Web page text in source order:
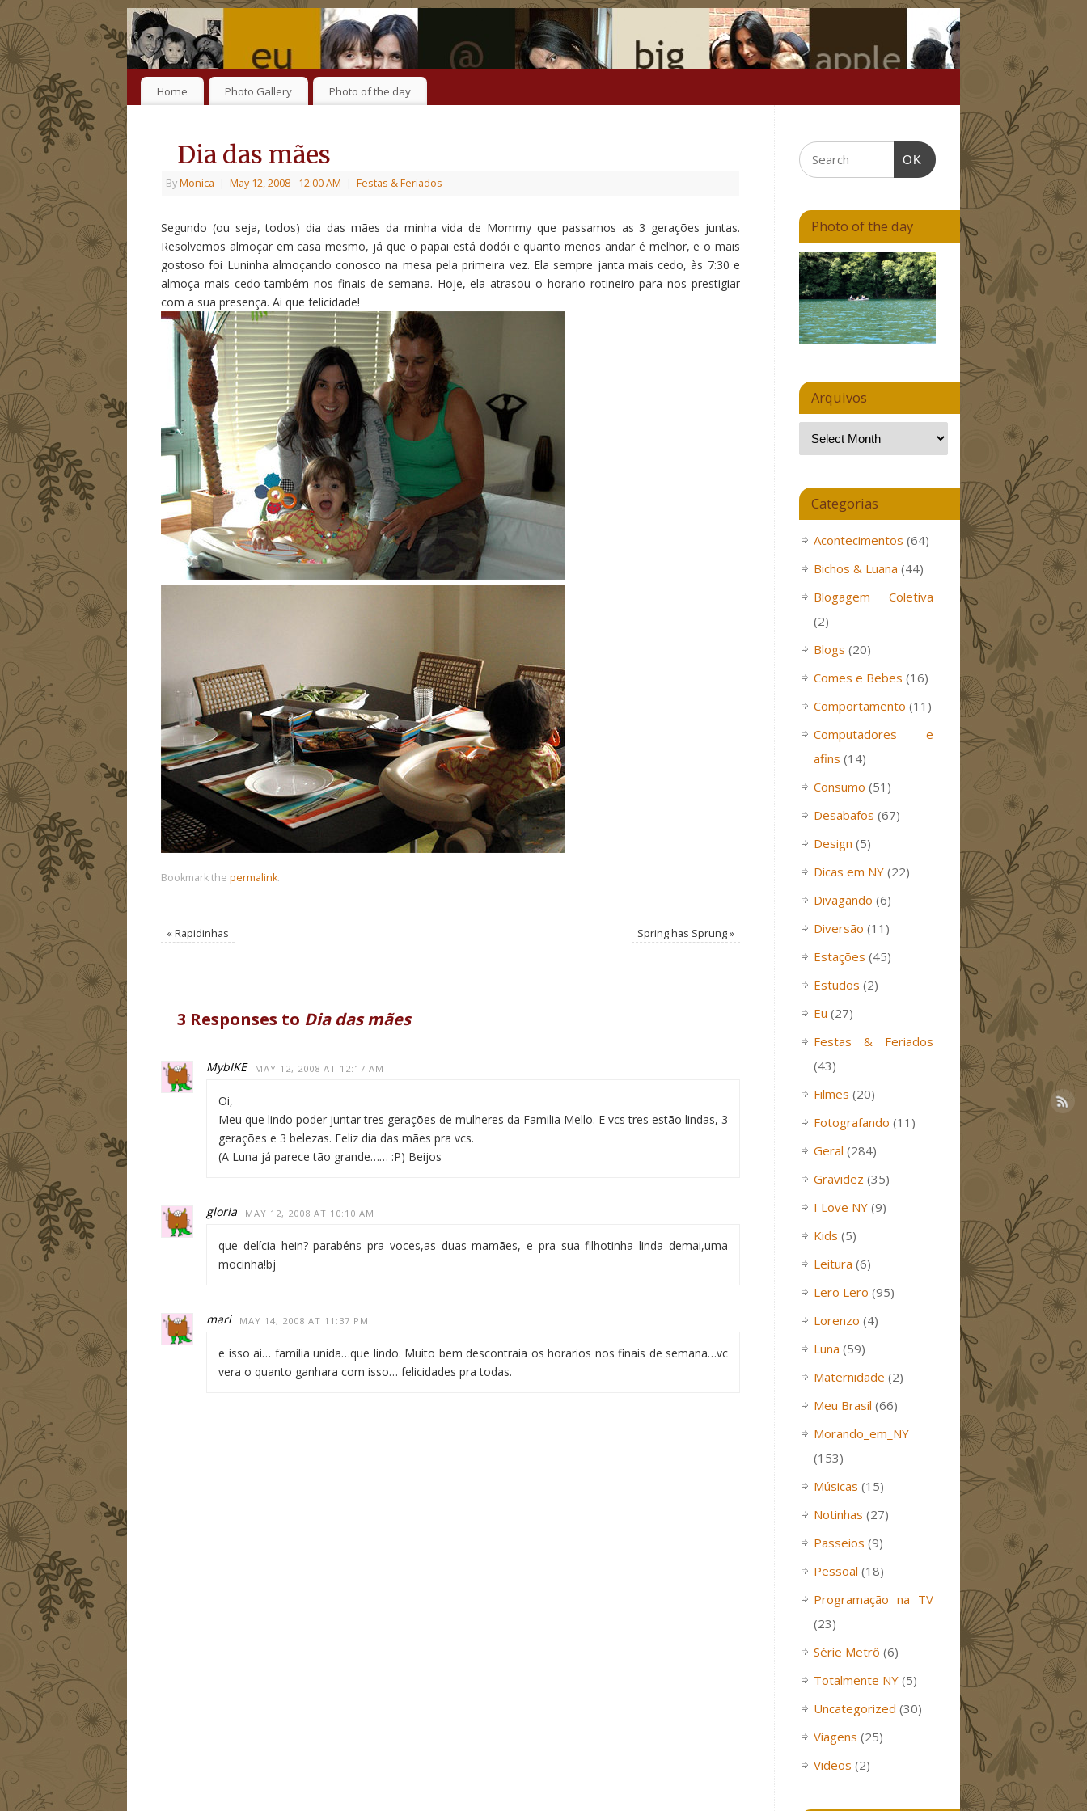
Home Photo Gallery Photo of the day
Dia das mães
ByMonica | May 12, 2008- 12:00 AM | Festas & Feriados
Segundo (ou seja, todos) dia das mães da minha vida de Mommy que passamos as 3 gerações juntas.
Resolvemos almoçar em casa mesmo, já que o papai está dodói e quanto menos andar é melhor, e o mais
gostoso foi Luninha almoçando conosco na mesa pela primeira vez. Ela sempre janta mais cedo, às 7:30 e
almoça mais cedo também nos finais de semana. Hoje, ela atrasou o horario rotineiro para nos prestigiar
com a sua presença. Ai que felicidade!
Bookmark the permalink.
« Rapidinhas Spring has Sprung»
3 Responses to Dia das mães
MybIKE MAY 12, 2008 AT 12:17 AM
Oi,
Meu que lindo poder juntar tres gerações de mulheres da Familia Mello. E vcs tres estão lindas, 3
gerações e 3 belezas. Feliz dia das mães pra vcs.
(A Luna já parece tão grande…… :P) Beijos
gloria MAY 12, 2008 AT 10:10 AM
que delícia hein? parabéns pra voces,as duas mamães, e pra sua filhotinha linda demai,uma
mocinha!bj
mari MAY 14, 2008 AT 11:37 PM
e isso ai… familia unida…que lindo. Muito bem descontraia os horarios nos finais de semana…vc
vera o quanto ganhara com isso… felicidades pra todas.
OK
Photo of the day
Arquivos
Categorias
Acontecimentos (64)
Bichos & Luana (44)
Blogagem Coletiva
(2)
Blogs (20)
Comes e Bebes (16)
Comportamento (11)
Computadores e
afins (14)
Consumo (51)
Desabafos (67)
Design (5)
Dicas em NY (22)
Divagando (6)
Diversão (11)
Estações (45)
Estudos (2)
Eu (27)
Festas & Feriados
(43)
Filmes (20)
Fotografando (11)
Geral (284)
Gravidez (35)
I Love NY (9)
Kids (5)
Leitura (6)
Lero Lero (95)
Lorenzo (4)
Luna (59)
Maternidade (2)
Meu Brasil (66)
Morando_em_NY
(153)
Músicas (15)
Notinhas (27)
Passeios (9)
Pessoal (18)
Programação na TV
(23)
Série Metrô (6)
Totalmente NY (5)
Uncategorized (30)
Viagens (25)
Videos (2)